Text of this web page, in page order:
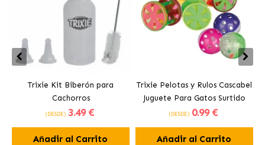
Trixie Kit Biberón para
Cachorros
(DESDE) 3.49 €
Añadir al Carrito
Trixie Pelotas y Rulos Cascabel
Juguete Para Gatos Surtido
Formas y Colores
(DESDE) 0.99 €
Añadir al Carrito